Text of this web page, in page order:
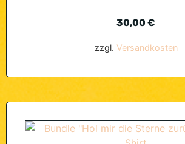
30,00 €
zzgl. Versandkosten